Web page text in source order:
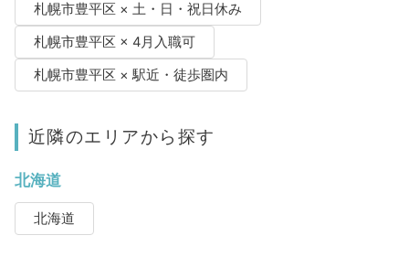
札幌市豊平区 × 土・日・祝日休み
札幌市豊平区 × 4月入職可
札幌市豊平区 × 駅近・徒歩圏内
近隣のエリアから探す
北海道
北海道